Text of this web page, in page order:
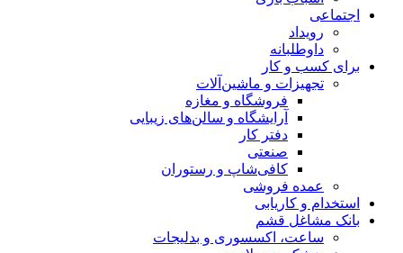
اجتماعی
رویداد
داوطلبانه
برای کسب و کار
تجهیزات و ماشین‌آلات
فروشگاه و مغازه
آرایشگاه و سالن‌های زیبایی
دفتر کار
صنعتی
کافی‌شاپ و رستوران
عمده فروشی
استخدام و کاریابی
بانک مشاغل قشم
ساعت، اکسسوری و بدلیجات